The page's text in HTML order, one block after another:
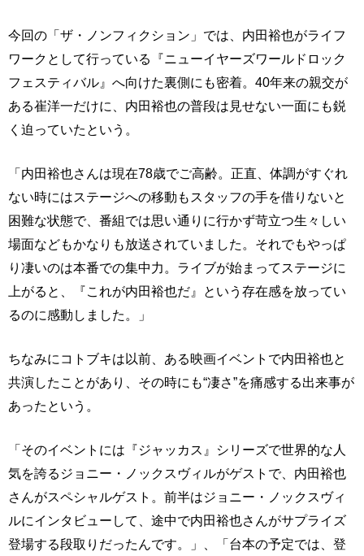
今回の「ザ・ノンフィクション」では、内田裕也がライフ
ワークとして行っている『ニューイヤーズワールドロック
フェスティバル』へ向けた裏側にも密着。40年来の親交が
ある崔洋一だけに、内田裕也の普段は見せない一面にも鋭
く迫っていたという。
「内田裕也さんは現在78歳でご高齢。正直、体調がすぐれ
ない時にはステージへの移動もスタッフの手を借りないと
困難な状態で、番組では思い通りに行かず苛立つ生々しい
場面などもかなりも放送されていました。それでもやっぱ
り凄いのは本番での集中力。ライブが始まってステージに
上がると、『これが内田裕也だ』という存在感を放ってい
るのに感動しました。」
ちなみにコトブキは以前、ある映画イベントで内田裕也と
共演したことがあり、その時にも“凄さ”を痛感する出来事が
あったという。
「そのイベントには『ジャッカス』シリーズで世界的な人
気を誇るジョニー・ノックスヴィルがゲストで、内田裕也
さんがスペシャルゲスト。前半はジョニー・ノックスヴィ
ルにインタビューして、途中で内田裕也さんがサプライズ
登場する段取りだったんです。」、「台本の予定では、登